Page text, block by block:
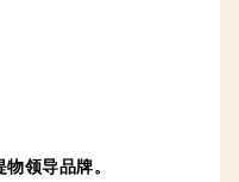
领导品牌。